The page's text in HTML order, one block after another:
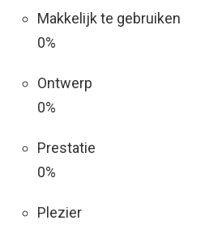
Makkelijk te gebruiken
0%
Ontwerp
0%
Prestatie
0%
Plezier